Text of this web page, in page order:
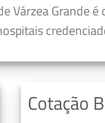
Várzea Grande
Cotação